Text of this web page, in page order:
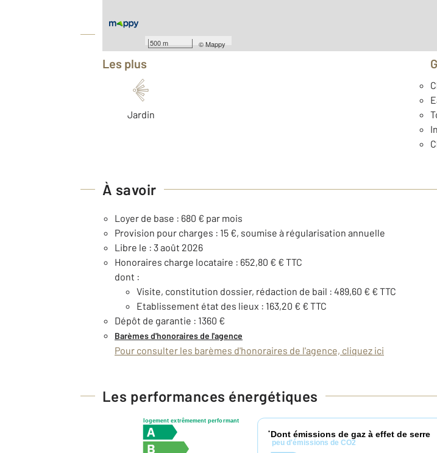
500 m ©Mappy
Les plus
Jardin
À savoir
Loyer de base : 680 € par mois
Provision pour charges : 15 €, soumise à régularisation annuelle
Libre le : 3 août 2026
Honoraires charge locataire : 652,80 € € TTC
dont :
Visite, constitution dossier, rédaction de bail : 489,60 € € TTC
Etablissement état des lieux : 163,20 € € TTC
Dépôt de garantie : 1360 €
Barèmes d'honoraires de l'agence
Pour consulter les barèmes d'honoraires de l'agence, cliquez ici
Les performances énergétiques
logement extrêmement performant
* Dont émissions de gaz à effet de serre
peu d'émissions de CO2